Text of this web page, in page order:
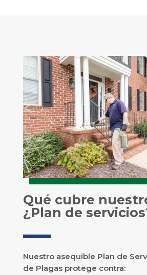
Qué cubre
¿Plan de
Nuestro asequible Plan de
de Plagas protege contra: